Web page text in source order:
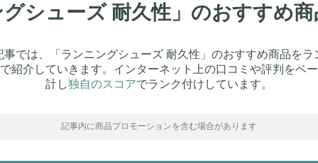
シューズ 耐久性」のおすすめ
事では、「ランニングシューズ 耐久性」のおすすめ商品をラ
紹介していきます。インターネット上の口コミや評判をベ
計し独自のスコアでランク付けしています。
記事内に商品プロモーションを含む場合があります